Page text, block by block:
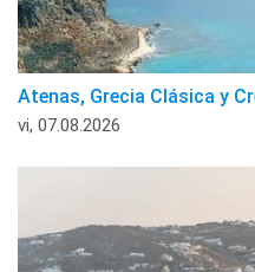
Atenas, Grecia Clásica y
vi, 07.08.2026